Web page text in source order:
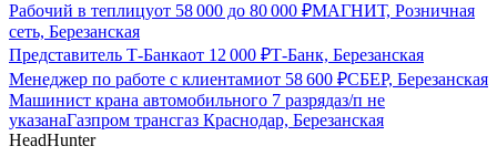
Рабочий в теплицуот 58 000 до 80 000 ₽МАГНИТ, Розничная
сеть, Березанская
Представитель Т-Банкаот 12 000 ₽Т-Банк, Березанская
Менеджер по работе с клиентамиот 58 600 ₽СБЕР, Березанская
Машинист крана автомобильного 7 разрядаз/п не
указанаГазпром трансгаз Краснодар, Березанская
HeadHunter